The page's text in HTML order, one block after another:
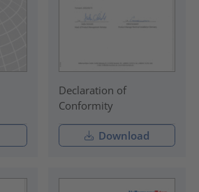
Declaration of
Conformity
Download